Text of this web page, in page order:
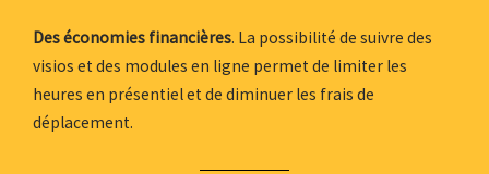
Des économies financières. La possibilité de suivre des
visios et des modules en ligne permet de limiter les
heures en présentiel et de diminuer les frais de
déplacement.